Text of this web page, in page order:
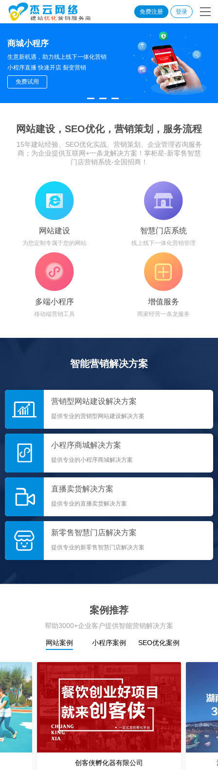
免费注册 登录
商城小程序
生意新机遇，助力线上线下一体化营销
小程序直播 快速开店 裂变营销
免费试用
网站建设，SEO优化，营销策划，服务流程
15年建站经验、SEO优化实战、营销策划、企业管理咨询服务
商；为企业提供互联网+一条龙解决方案！掌柜星-新零售智慧
门店营销系统-全国招商！
网站建设
为您定制专属于您的网站
智慧门店系统
线上线下一体化营销管理
多端小程序
移动端营销工具
增值服务
商家经营一条龙服务
智能营销解决方案
营销型网站建设解决方案
提供专业的营销型网站建设解决方案
小程序商城解决方案
提供专业的小程序商城解决方案
直播卖货解决方案
提供专业的直播卖货解决方案
新零售智慧门店解决方案
提供专业的新零售智慧门店解决方案
案例推荐
帮助3000+企业客户提供智能营销解决方案
网站案例 小程序案例 SEO优化案例
创客侠孵化器有限公司